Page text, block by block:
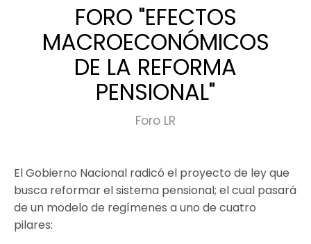
FORO "EFECTOS
MACROECONÓMICOS
DE LA REFORMA
PENSIONAL"
Foro LR
El Gobierno Nacional radicó el proyecto de ley que
busca reformar el sistema pensional; el cual pasará
de un modelo de regímenes a uno de cuatro
pilares: